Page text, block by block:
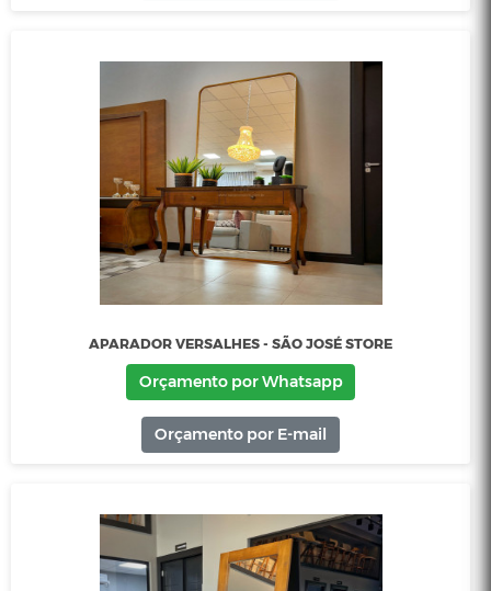
APARADOR ORGÂNICO - SÃO JOSÉ STORE
Orçamento por Whatsapp
Orçamento por E-mail